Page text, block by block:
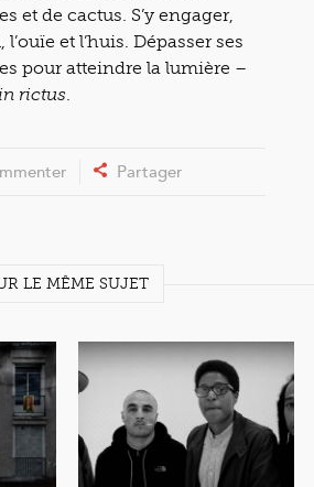
et de cactus. S’y engager,
et l’huis. Dépasser ses
pour atteindre la lumière –
rictus
Partager
LE MÊME SUJET